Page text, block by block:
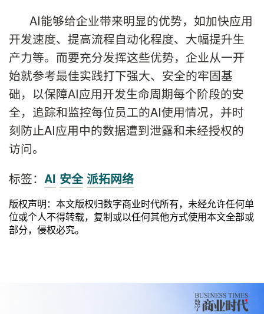
AI能够给企业带来明显的优势，如加快应用
开发速度、提高流程自动化程度、大幅提升生
产力等。而要充分发挥这些优势，企业从一开
始就参考最佳实践打下强大、安全的牢固基
础，以保障AI应用开发生命周期每个阶段的安
全，追踪和监控每位员工的AI使用情况，并时
刻防止AI应用中的数据遭到泄露和未经授权的
访问。
标签： AI 安全 派拓网络
版权声明：本文版权归数字商业时代所有，未经允许任何单
位或个人不得转载，复制或以任何其他方式使用本文全部或
部分，侵权必究。